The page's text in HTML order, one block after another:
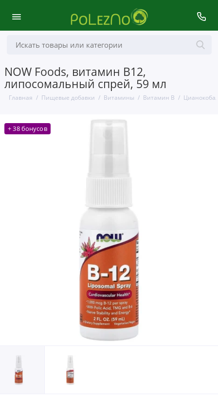
NOW Foods, витамин B12,
липосомальный спрей, 59 мл
Главная Пищевые добавки Витамины Витамин B
+ 38 бонусов